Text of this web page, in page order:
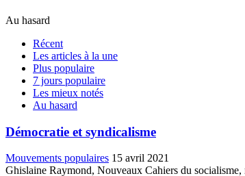
Au hasard
Récent
Les articles à la une
Plus populaire
7 jours populaire
Les mieux notés
Au hasard
Démocratie et syndicalisme
Mouvements populaires 15 avril 2021
Ghislaine Raymond, Nouveaux Cahiers du